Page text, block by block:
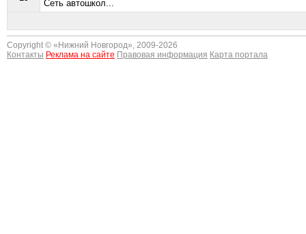
Сеть автошкол...
Copyright © « Нижний Новгород», 2009-2026
Контакты Реклама на сайте Правовая информация Карта портала